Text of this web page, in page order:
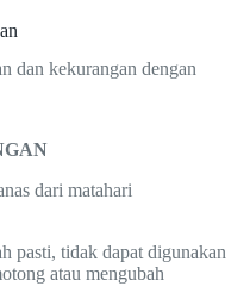
dan kekurangan dengan
dari matahari
pasti, tidak dapat digunakan
atau mengubah